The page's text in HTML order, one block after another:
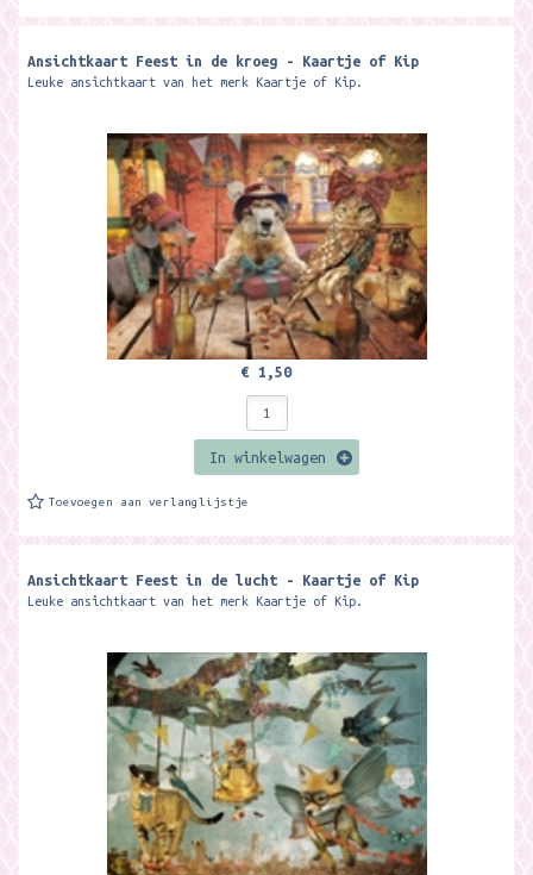
Ansichtkaart Feest in de kroeg - Kaartje of Kip
Leuke ansichtkaart van het merk Kaartje of Kip.
€ 1,50
In winkelwagen
Toevoegen aan verlanglijstje
Ansichtkaart Feest in de lucht - Kaartje of Kip
Leuke ansichtkaart van het merk Kaartje of Kip.